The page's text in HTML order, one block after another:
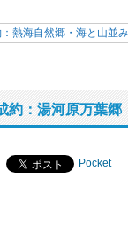
熱海自然郷・海と山並
約：湯河原万葉郷
Pocket